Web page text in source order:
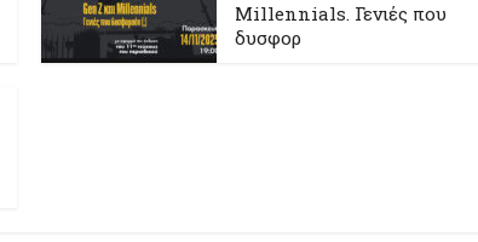
Millennials. Γενιές που
δυσφορ